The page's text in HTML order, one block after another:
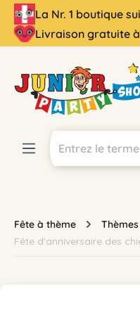
principal
La Nr. 1 boutique
Livraison gratuite
Fête à thème
Fête d'anniversaire des